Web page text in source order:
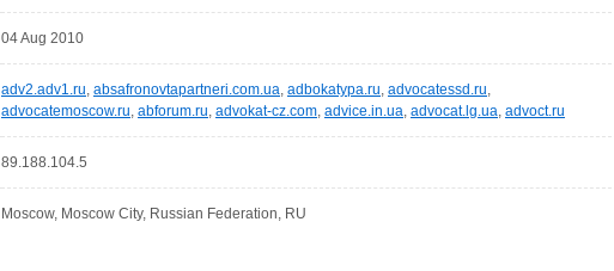
04 Aug 2010
adv2.adv1.ru, absafronovtapartneri.com.ua, adbokatypa.ru, advocatessd.ru,
advocatemoscow.ru, abforum.ru, advokat-cz.com, advice.in.ua, advocat.lg.ua, advoct.ru
89.188.104.5
Moscow, Moscow City, Russian Federation, RU